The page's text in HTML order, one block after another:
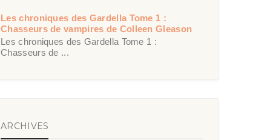
Les chroniques des Gardella Tome 1 :
Chasseurs de vampires de Colleen Gleason
Les chroniques des Gardella Tome 1 :
Chasseurs de ...
ARCHIVES